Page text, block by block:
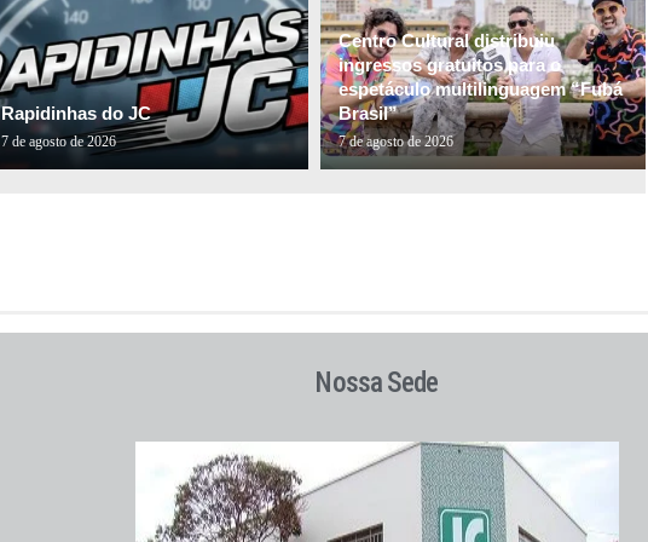
Rapidinhas do JC
7 de agosto de 2026
Centro Cultural distribuiu
ingressos gratuitos para o
espetáculo multilinguagem “Fubá
Brasil”
7 de agosto de 2026
Nossa Sede